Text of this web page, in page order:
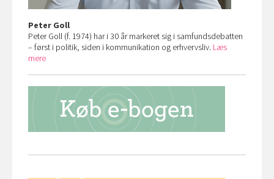
Peter Goll
Peter Goll (f. 1974) har i 30 år markeret sig i samfundsdebatten
– først i politik, siden i kommunikation og erhvervsliv. Læs
mere